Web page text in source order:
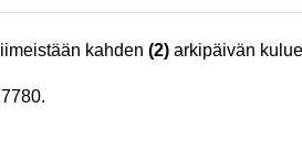
kahden (2) arkipäivän
.